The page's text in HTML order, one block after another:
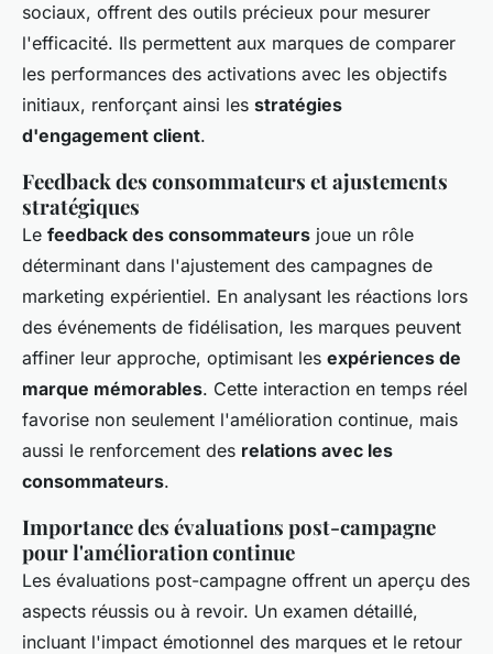
sociaux, offrent des outils précieux pour mesurer
l'efficacité. Ils permettent aux marques de comparer
les performances des activations avec les objectifs
initiaux, renforçant ainsi les stratégies
d'engagement client.
Feedback des consommateurs et ajustements
stratégiques
Le feedback des consommateurs joue un rôle
déterminant dans l'ajustement des campagnes de
marketing expérientiel. En analysant les réactions lors
des événements de fidélisation, les marques peuvent
affiner leur approche, optimisant les expériences de
marque mémorables. Cette interaction en temps réel
favorise non seulement l'amélioration continue, mais
aussi le renforcement des relations avec les
consommateurs.
Importance des évaluations post-campagne
pour l'amélioration continue
Les évaluations post-campagne offrent un aperçu des
aspects réussis ou à revoir. Un examen détaillé,
incluant l'impact émotionnel des marques et le retour